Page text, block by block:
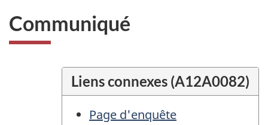
Communiqué
Liens connexes (A12A0082)
Page d'enquête